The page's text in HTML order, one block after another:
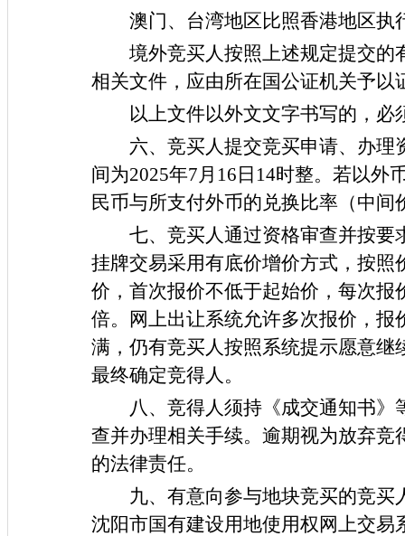
澳门、台湾地区比照香港地区执
境外竞买人按照上述规定提交
相关文件，应由所在国公证机关予
以上文件以外文文字书写的，
六、竞买人提交竞买申请、办
间为2025年7月 16 日 14时整。若以外
民币与所支付外币的兑换比率（中间
七、竞买人通过资格审查并按
挂牌交易采用有底价增价方式，按
价，首次报价不低于起始价，每次
倍。网上出让系统允许多次报价，
满，仍有竞买人按照系统提示愿意
最终确定竞得人。
八、竞得人须持《成交通知书
查并办理相关手续。逾期视为放弃
的法律责任。
九、有意向参与地块竞买的竞买
沈阳市国有建设用地使用权网上交